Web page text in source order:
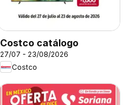
Costco catálogo
27/07 - 23/08/2026
Costco